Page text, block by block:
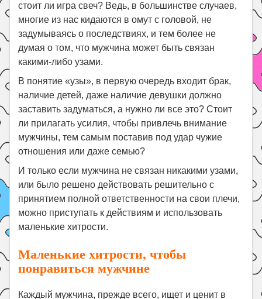
стоит ли игра свеч? Ведь, в большинстве случаев,
многие из нас кидаются в омут с головой, не
задумываясь о последствиях, и тем более не
думая о том, что мужчина может быть связан
какими-либо узами.
В понятие «узы», в первую очередь входит брак,
наличие детей, даже наличие девушки должно
заставить задуматься, а нужно ли все это? Стоит
ли прилагать усилия, чтобы привлечь внимание
мужчины, тем самым поставив под удар чужие
отношения или даже семью?
И только если мужчина не связан никакими узами,
или было решено действовать решительно с
принятием полной ответственности на свои плечи,
можно приступать к действиям и использовать
маленькие хитрости.
Маленькие хитрости, чтобы
понравиться мужчине
Каждый мужчина, прежде всего, ищет и ценит в